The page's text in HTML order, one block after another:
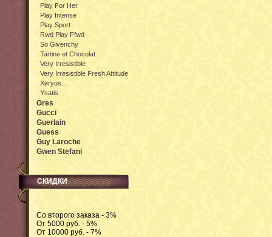
Play For Her
Play Intense
Play Sport
Rwd Play Ffwd
So Givenchy
Tartine et Chocolat
Very Irresistible
Very Irresistible Fresh Attitude
Xeryus...
Ysatis
Gres
Gucci
Guerlain
Guess
Guy Laroche
Gwen Stefani
СКИДКИ
Со второго заказа - 3%
От 5000 руб. - 5%
От 10000 руб. - 7%